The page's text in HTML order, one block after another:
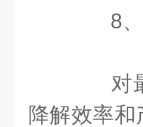
8、
对最
降解效率